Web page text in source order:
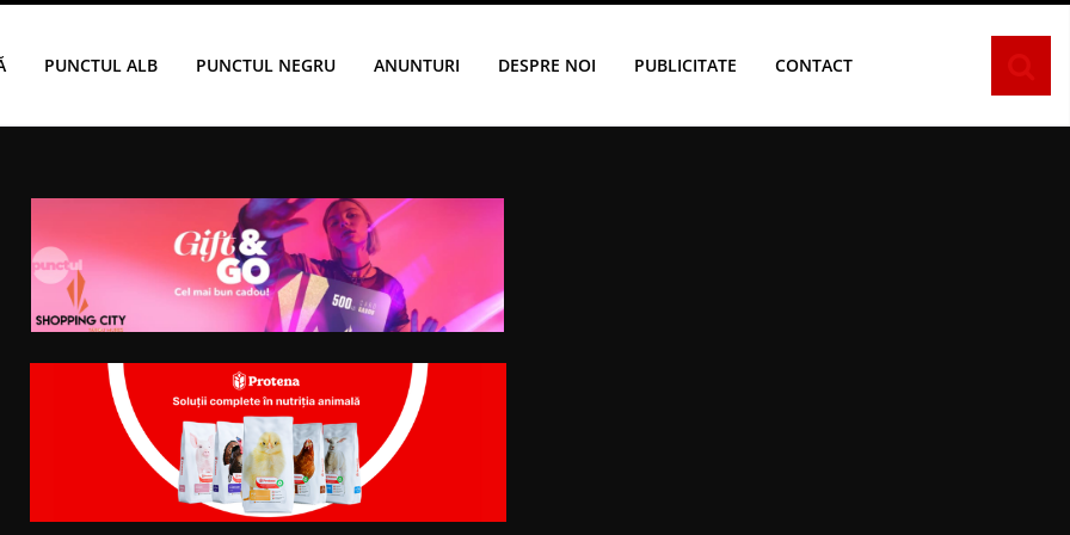
PUNCTUL ALB PUNCTUL NEGRU ANUNTURI DESPRE NOI PUBLICITATE CONTACT